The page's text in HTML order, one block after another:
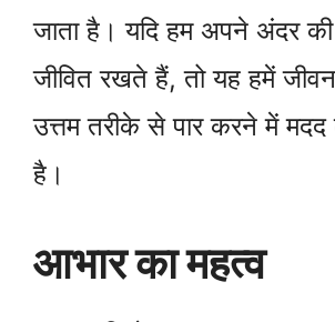
जाता है। यदि हम अपने अंदर
जीवित रखते हैं, तो यह हमें
उत्तम तरीके से पार करने में
है।
आभार का महत्व